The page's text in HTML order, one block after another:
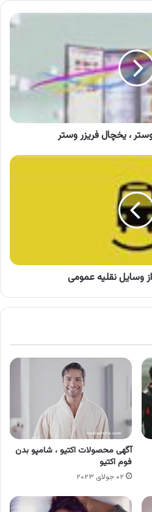
، یخچال فریزر وستر
وسایل نقلیه عمومی
آگهی محصولات اکتیو ، شامپو بدن
فوم اکتیو
۰۲ جولای ۲۰۲۳